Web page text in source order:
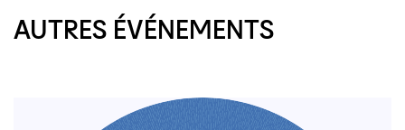
AUTRES ÉVÉNEMENTS